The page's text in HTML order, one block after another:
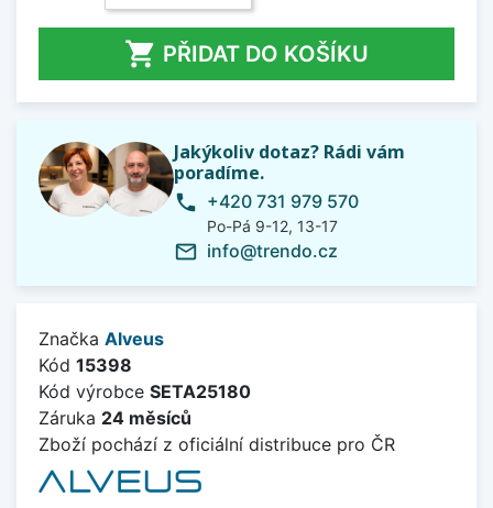
 PŘIDAT DO KOŠÍKU
Jakýkoliv dotaz? Rádi vám
poradíme.
phone +420 731 979 570
Po-Pá 9-12, 13-17
mail_outline info@trendo.cz
Značka Alveus
Kód 15398
Kód výrobce SETA25180
Záruka 24 měsíců
Zboží pochází z oficiální distribuce pro ČR